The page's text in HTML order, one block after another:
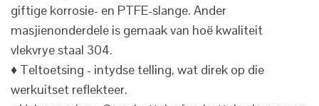
giftige korrosie- en PTFE-slange. Ander
masjienonderdele is gemaak van hoë kwaliteit
vlekvrye staal 304.
♦ Teltoetsing - intydse telling, wat direk op die
werkuitset reflekteer.